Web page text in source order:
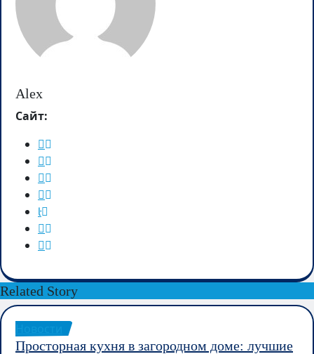
Alex
Сайт:
Related Story
Просторная кухня в загородном доме: лучшие